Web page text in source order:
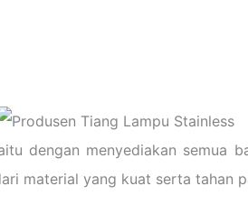
dengan menyediakan semua
material yang kuat serta tahan